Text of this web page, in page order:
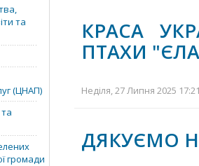
та
(ЦНАП)
громади
КРАСА
ПТАХИ
Неділя, 27 Липня 2025
ДЯКУЄМО